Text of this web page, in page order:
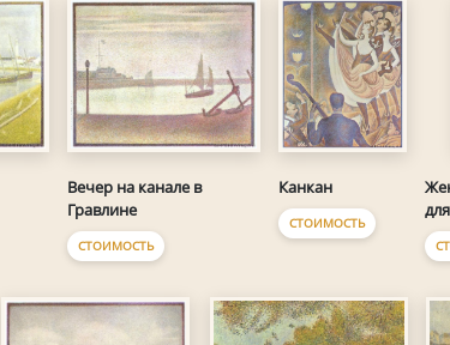
Вечер на канале в
Гравлине
СТОИМОСТЬ
Канкан
СТОИМОСТЬ